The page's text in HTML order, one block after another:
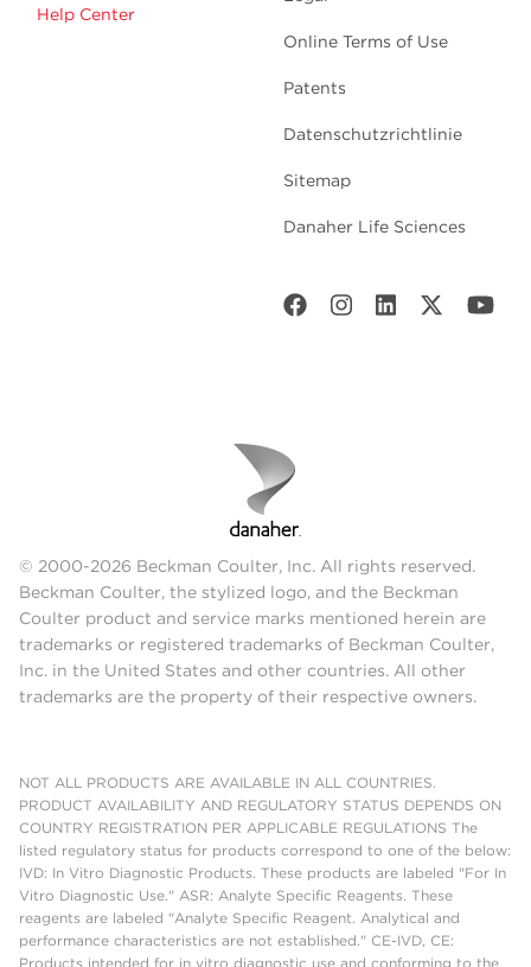
Help Center
Online Terms of Use
Patents
Datenschutzrichtlinie
Sitemap
Danaher Life Sciences
© 2000-2026 Beckman Coulter, Inc. All rights reserved.
Beckman Coulter, the stylized logo, and the Beckman
Coulter product and service marks mentioned herein are
trademarks or registered trademarks of Beckman Coulter,
Inc. in the United States and other countries. All other
trademarks are the property of their respective owners.
NOT ALL PRODUCTS ARE AVAILABLE IN ALL COUNTRIES.
PRODUCT AVAILABILITY AND REGULATORY STATUS DEPENDS ON
COUNTRY REGISTRATION PER APPLICABLE REGULATIONS The
listed regulatory status for products correspond to one of the below:
IVD: In Vitro Diagnostic Products. These products are labeled "For In
Vitro Diagnostic Use." ASR: Analyte Specific Reagents. These
reagents are labeled "Analyte Specific Reagent. Analytical and
performance characteristics are not established." CE-IVD, CE:
Products intended for in vitro diagnostic use and conforming to the